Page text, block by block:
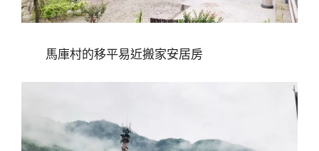
馬庫村的移平易近搬家安居房